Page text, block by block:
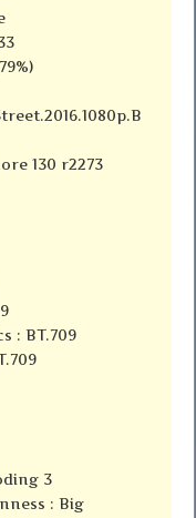
130 r2273
: BT.709
3
: Big